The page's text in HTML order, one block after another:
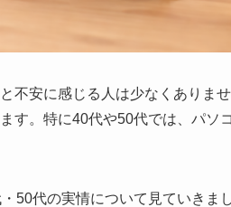
不安に感じる人は少なくありま
す。特に40代や50代では、パソ
50代の実情について見ていきまし